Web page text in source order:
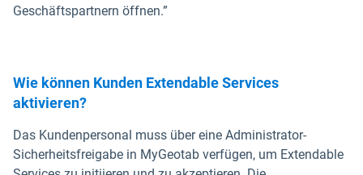
Geschäftspartnern öffnen.”
Wie können Kunden Extendable Services
aktivieren?
Das Kundenpersonal muss über eine Administrator-
Sicherheitsfreigabe in MyGeotab verfügen, um Extendable